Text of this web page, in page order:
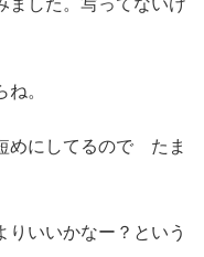
ました。写ってないけ
。
めにしてるので たま
りいいかなー？という